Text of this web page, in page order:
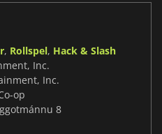
, Rollspel, Hack & Slash
Inc.
Inc.
op
8